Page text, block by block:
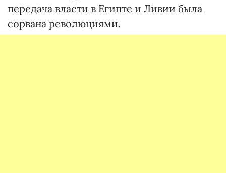
передача власти в Египте и Ливии была
сорвана революциями.